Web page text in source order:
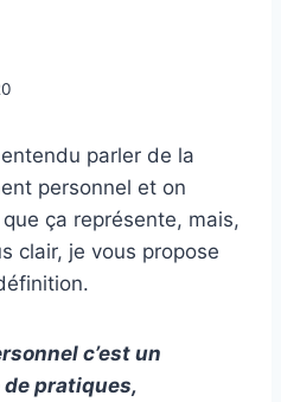
parler de la
personnel et on
ça représente, mais,
clair, je vous propose
c’est un
pratiques,